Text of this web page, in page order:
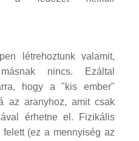
létrehoztunk valamit,
nincs. Ezáltal
hogy a "kis ember"
az aranyhoz, amit csak
érhetne el. Fizikális
(ez a mennyiség az